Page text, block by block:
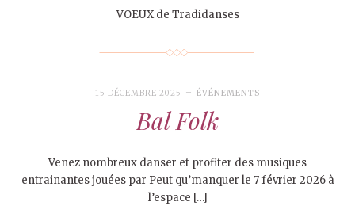
VOEUX de Tradidanses
15 DÉCEMBRE 2025 ÉVÉNEMENTS
Bal Folk
Venez nombreux danser et profiter des musiques
entrainantes jouées par Peut qu’manquer le 7 février 2026 à
l’espace […]